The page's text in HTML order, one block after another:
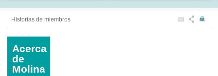
Historias de miembros
Acerca
de
Molina